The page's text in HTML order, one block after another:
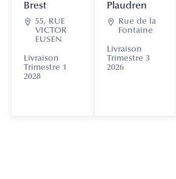
Brest
 55, RUE
VICTOR
EUSEN
Livraison
Trimestre 1
2028
Plaudren

Rue de la
Fontaine
Livraison
Trimestre 3
2026